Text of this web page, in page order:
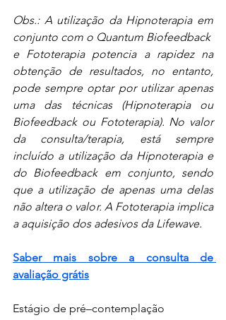
Obs.: A utilização da Hipnoterapia em
conjunto com o Quantum Biofeedback
e Fototerapia potencia a rapidez na
obtenção de resultados, no entanto,
pode sempre optar por utilizar apenas
uma das técnicas (Hipnoterapia ou
Biofeedback ou Fototerapia). No valor
da consulta/terapia, está sempre
incluído a utilização da Hipnoterapia e
do Biofeedback em conjunto, sendo
que a utilização de apenas uma delas
não altera o valor. A Fototerapia implica
a aquisição dos adesivos da Lifewave.
Saber mais sobre a consulta de
avaliação grátis
Estágio de pré–contemplação